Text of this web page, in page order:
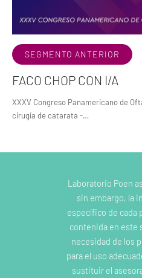
SEGMENTO ANTERIOR
FACO CHOP CON I/A
XXXV Congreso Panamericano de
cirugía de catarata -…
Laboratorio Poen
sin embargo, la
específico de cada
contenida en este
necesidad de los
para el uso
sustituir el